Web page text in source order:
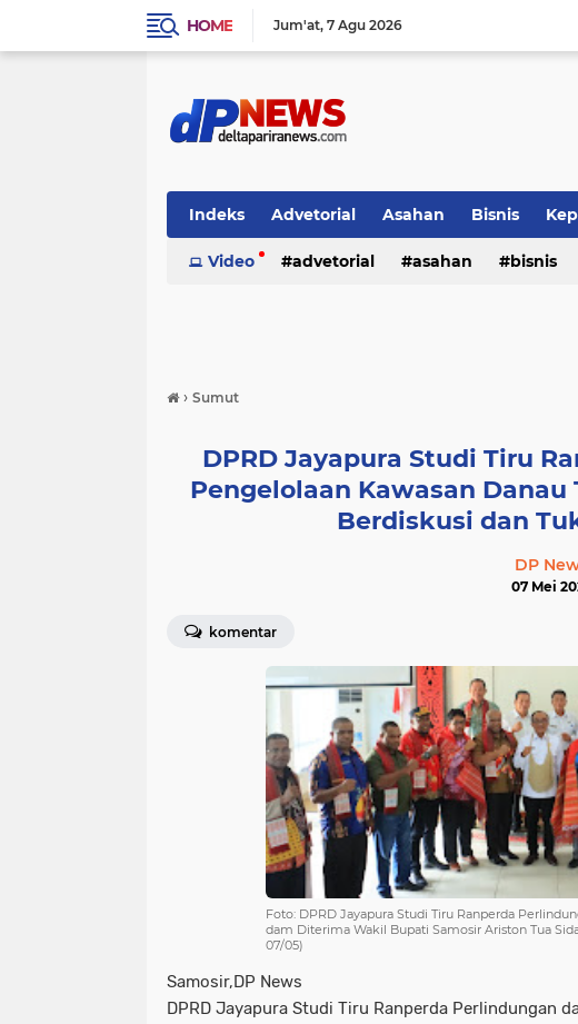
HOME Jum'at 7 Agu 2026
Indeks Advetorial Asahan Bisnis
Video advetorial asahan bisnis
› Sumut
DPRD Jayapura Studi Tiru
Pengelolaan Kawasan Danau
Berdiskusi dan
DP
07 Mei
komentar
Foto: DPRD Jayapura Studi Tiru Ranperda
dam Diterima Wakil Bupati Samosir Ariston Tua
07/05)
Samosir,DP News
DPRD Jayapura Studi Tiru Ranperda Perlindungan